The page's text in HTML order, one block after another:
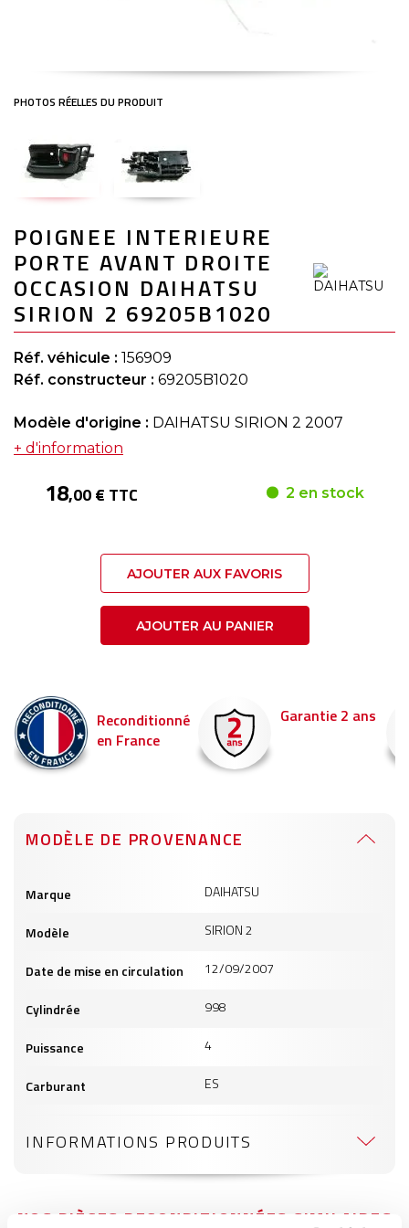
to
the
beginning
of
the
images
gallery
POIGNEE INTERIEURE
PORTE AVANT DROITE
OCCASION DAIHATSU
SIRION 2 69205B1020
Réf. véhicule : 156909
Réf. constructeur : 69205B1020
Modèle d'origine : DAIHATSU SIRION 2 2007
+ d'information
18,00 € TTC 2 en stock
AJOUTER AUX FAVORIS
AJOUTER AU PANIER
Reconditionné
en France
Garantie 2 ans
MODÈLE DE PROVENANCE
produits
Marque DAIHATSU
Modèle SIRION 2
Date de mise en circulation 12/09/2007
Cylindrée 998
Puissance 4
Carburant ES
INFORMATIONS PRODUITS
NOS PIÈCES RECONDITIONNÉES SIMILAIRES